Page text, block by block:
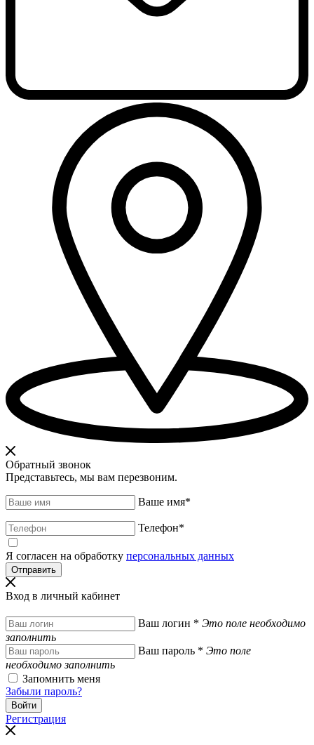
Обратный звонок
Представьтесь, мы вам перезвоним.
Ваше имя*
Телефон*
Я согласен на обработку персональных данных
Вход в личный кабинет
Ваш логин * Это поле необходимо
заполнить
Ваш пароль * Это поле
необходимо заполнить
Запомнить меня
Забыли пароль?
Регистрация